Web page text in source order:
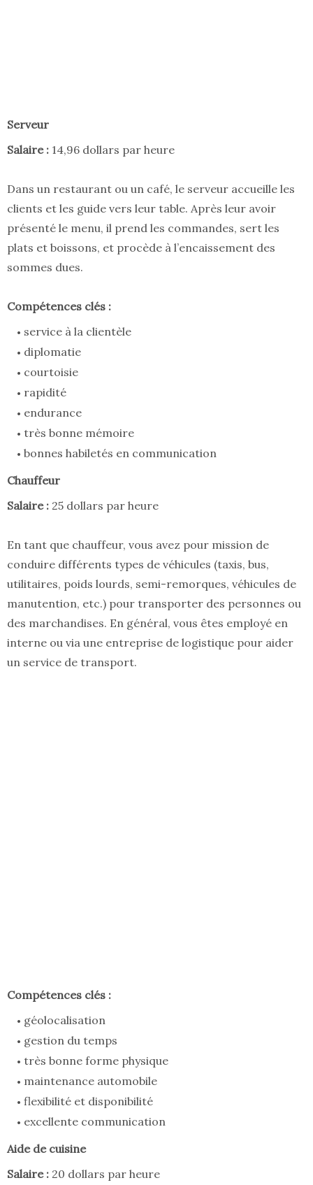
Serveur
Salaire : 14,96 dollars par heure
Dans un restaurant ou un café, le serveur accueille les
clients et les guide vers leur table. Après leur avoir
présenté le menu, il prend les commandes, sert les
plats et boissons, et procède à l’encaissement des
sommes dues.
Compétences clés :
service à la clientèle
diplomatie
courtoisie
rapidité
endurance
très bonne mémoire
bonnes habiletés en communication
Chauffeur
Salaire : 25 dollars par heure
En tant que chauffeur, vous avez pour mission de
conduire différents types de véhicules (taxis, bus,
utilitaires, poids lourds, semi-remorques, véhicules de
manutention, etc.) pour transporter des personnes ou
des marchandises. En général, vous êtes employé en
interne ou via une entreprise de logistique pour aider
un service de transport.
Compétences clés :
géolocalisation
gestion du temps
très bonne forme physique
maintenance automobile
flexibilité et disponibilité
excellente communication
Aide de cuisine
Salaire : 20 dollars par heure